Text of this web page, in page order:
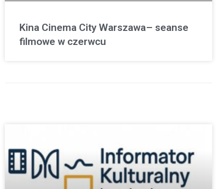
Kina Cinema City Warszawa– seanse
filmowe w czerwcu